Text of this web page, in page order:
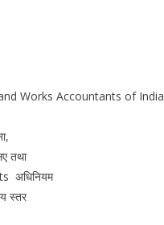
Works Accountants of India
तथा
अधिनियम
स्तर